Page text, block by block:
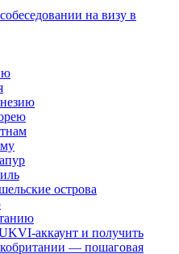
на визу в
острова
аккаунт и получить
— пошаговая